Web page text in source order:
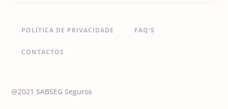
POLÍTICA DE PRIVACIDADE FAQ'S
CONTACTOS
@2021 SABSEG Seguros